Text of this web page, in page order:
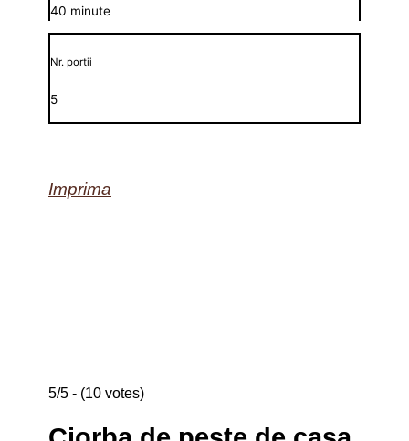
40 minute
Nr. portii
5
Imprima
5/5 - (10 votes)